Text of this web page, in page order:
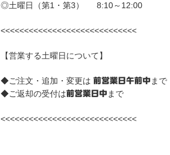
◎土曜日（第1・第3） 8:10～12:00
<<<<<<<<<<<<<<<<<<<<<<<<<<<<<
【営業する土曜日について】
◆ご注文・追加・変更は 前営業日午前中 まで
◆ご返却の受付は前営業日中 まで
<<<<<<<<<<<<<<<<<<<<<<<<<<<<<